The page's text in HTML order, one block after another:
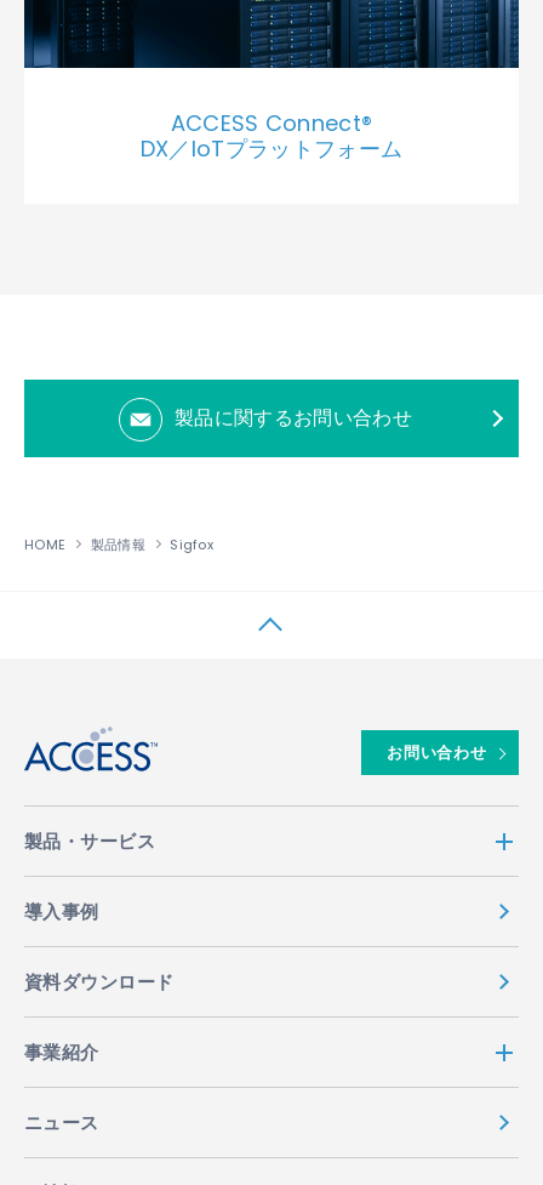
ACCESS Connect®
DX／IoTプラットフォーム
製品に関するお問い合わせ
HOME 製品情報 Sigfox
お問い合わせ
製品・サービス
導入事例
資料ダウンロード
事業紹介
ニュース